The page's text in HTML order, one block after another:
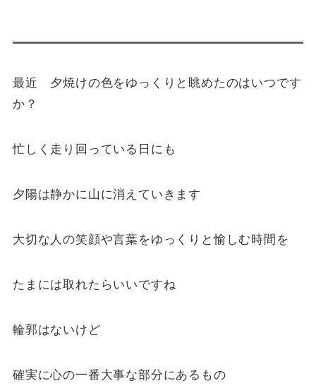
最近 夕焼けの色をゆっくりと眺めたのはいつです
か？
忙しく走り回っている日にも
夕陽は静かに山に消えていきます
大切な人の笑顔や言葉をゆっくりと愉しむ時間を
たまには取れたらいいですね
輪郭はないけど
確実に心の一番大事な部分にあるもの